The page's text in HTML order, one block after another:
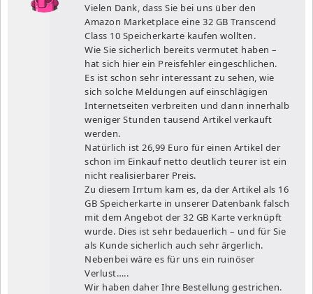
Vielen Dank, dass Sie bei uns über den
Amazon Marketplace eine 32 GB Transcend
Class 10 Speicherkarte kaufen wollten.
Wie Sie sicherlich bereits vermutet haben –
hat sich hier ein Preisfehler eingeschlichen.
Es ist schon sehr interessant zu sehen, wie
sich solche Meldungen auf einschlägigen
Internetseiten verbreiten und dann innerhalb
weniger Stunden tausend Artikel verkauft
werden.
Natürlich ist 26,99 Euro für einen Artikel der
schon im Einkauf netto deutlich teurer ist ein
nicht realisierbarer Preis.
Zu diesem Irrtum kam es, da der Artikel als 16
GB Speicherkarte in unserer Datenbank falsch
mit dem Angebot der 32 GB Karte verknüpft
wurde. Dies ist sehr bedauerlich – und für Sie
als Kunde sicherlich auch sehr ärgerlich.
Nebenbei wäre es für uns ein ruinöser
Verlust…..
Wir haben daher Ihre Bestellung gestrichen.